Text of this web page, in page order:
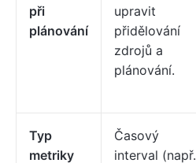
při
plánování
upravit
přidělování
zdrojů a
plánování.
Typ
metriky
Časový
interval (např.